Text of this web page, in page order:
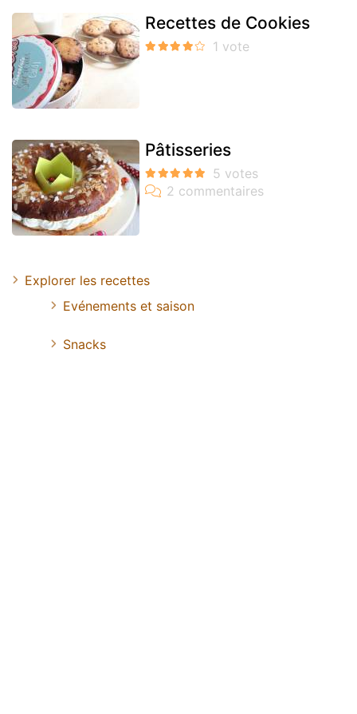
Recettes de Cookies
Pâtisseries
Explorer les recettes
Evénements et saison
Snacks